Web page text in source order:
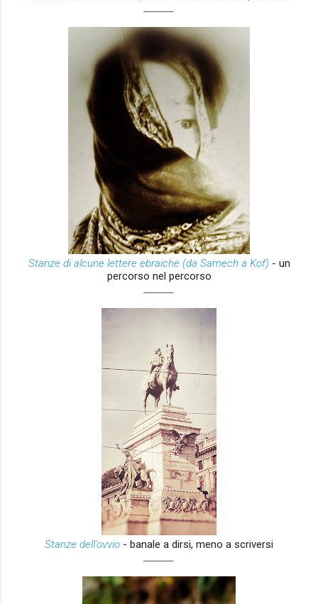
Stanze di alcune lettere ebraiche (da Samech a Kof) - un
percorso nel percorso
Stanze dell'ovvio - banale a dirsi, meno a scriversi